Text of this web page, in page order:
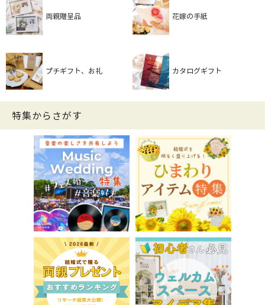
両親贈呈品 花嫁の手紙
プチギフト、お礼 カタログギフト
特集からさがす